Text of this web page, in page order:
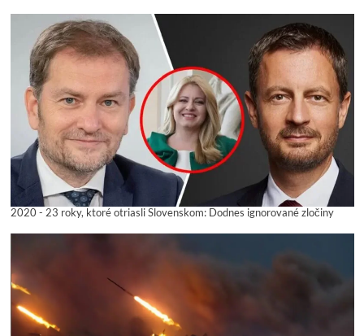
2020 - 23 roky, ktoré otriasli Slovenskom: Dodnes ignorované zločiny